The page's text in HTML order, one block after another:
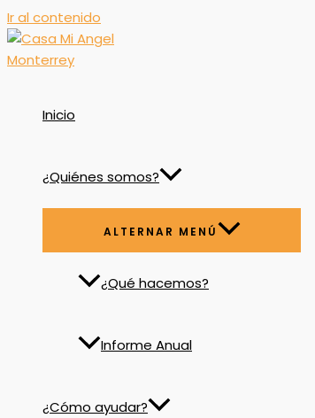
Ir al contenido
Inicio
¿Quiénes somos?
ALTERNAR MENÚ
¿Qué hacemos?
Informe Anual
¿Cómo ayudar?